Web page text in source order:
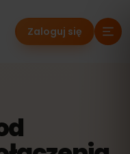
Zaloguj się